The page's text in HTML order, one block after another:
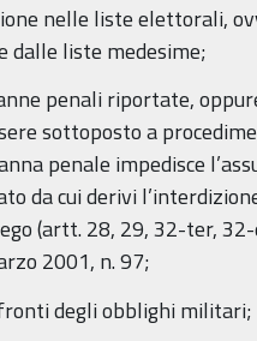
nelle liste elettorali,
dalle liste medesime;
penali riportate,
sottoposto a
penale impedisce
da cui derivi
(artt. 28, 29, 32-ter, 32-
2001, n. 97;
degli obblighi militari;